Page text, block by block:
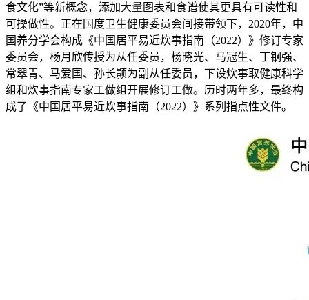
食文化”等新概念，添加大量图表和食谱使其更具有可读性和
可操做性。正在国度卫生健康委员会间接带领下，2020年，中
国养分学会构成《中国居平易近炊事指南（2022）》修订专家
委员会，杨月欣传授为从任委员，杨晓光、马冠生、丁钢强、
常翠青、马爱国、孙长颢为副从任委员，下设炊事取健康科学
组和炊事指南专家工做组开展修订工做。历时两年多，最终构
成了《中国居平易近炊事指南（2022）》系列指点性文件。